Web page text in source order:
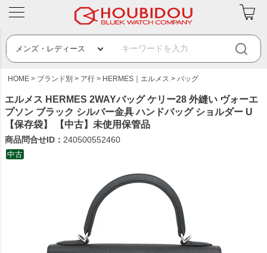
HOME ブランド別 ア行 HERMES｜エルメス バッグ
エルメス HERMES 2WAYバッグ ケリー28 外縫い ヴォーエ
プソン ブラック シルバー金具 ハンドバッグ ショルダー U
【保存袋】 【中古】未使用保管品
商品問合せID： 240500552460
中古